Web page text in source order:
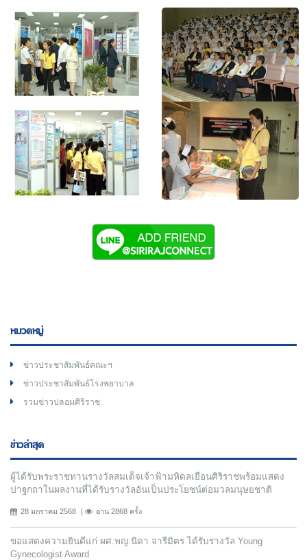
หมวดหมู่
ข่าวประชาสัมพันธ์คณะฯ
ข่าวประชาสัมพันธ์โรงพยาบาล
รวมข่าวปลอมศิริราช
ข่าวล่าสุด
ผู้ได้รับพระราชทานรางวัลสมเด็จเจ้าฟ้ามหิดลเยือนศิริราชพร้อมแสดง
ปาฐกถาในผลงานที่ได้รับรางวัลอันเป็นประโยชน์ต่อมวลมนุษยชาติ
28 มกราคม 2568 อ่าน 2868 ครั้ง
ขอแสดงความยินดีแก่ ผศ.พญ.นิดา จารีมิตร ได้รับรางวัล Young
Gynecologist Award